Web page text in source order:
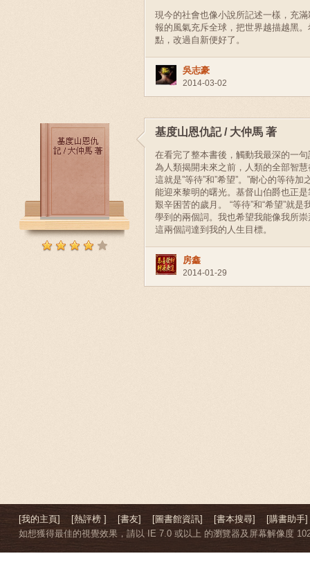
現今的社會也像小說所記述一樣，充
報的風氣充斥全球，把世界越描越黑
點，改過自新便好了。
吳志豪
2014-03-02
基度山恩仇記 / 大仲馬 著
在看完了整本書後，觸動我最深的一
為人類揭開未來之前，人類的全部智
這就是”等待”和”希望”。”耐心的等待
能迎來黎明的曙光。基督山伯爵也正
艱辛困苦的歲月。 “等待”和“希望”就
學到的兩個詞。我也希望我能像我所
這兩個詞達到我的人生目標。
房鑫
2014-01-29
[我的主頁] [熱評榜 ] [書友] [圖書館資訊] [書本搜尋]
[購書助手]
如想獲得最佳的視覺效果，請以 IE 7.0 或以上 的瀏覽器及屏幕解像度